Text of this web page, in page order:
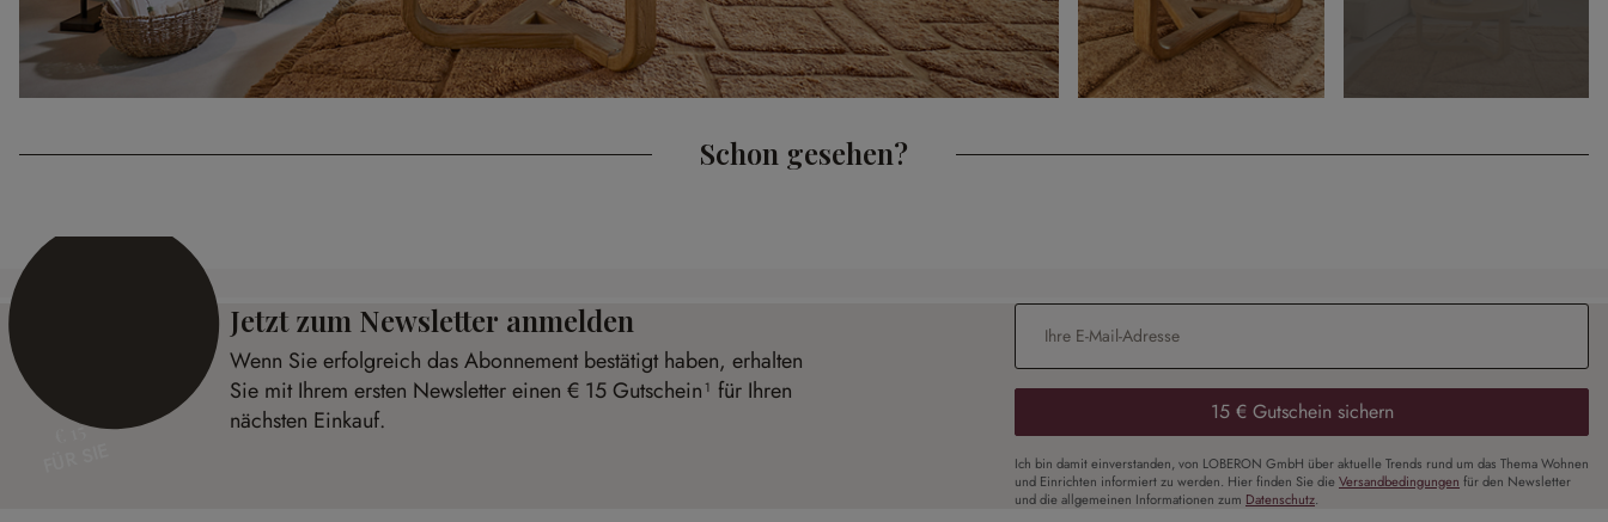
Schon gesehen?
€ 15
Jetzt zum Newsletter anmelden
Wenn Sie erfolgreich das Abonnement bestätigt haben, erhalten
Sie mit Ihrem ersten Newsletter einen € 15 Gutschein¹ für Ihren
nächsten Einkauf.
E-Mail-Adresse
15 € Gutschein sichern
Ich bin damit einverstanden, von LOBERON GmbH über aktuelle Trends rund um das Thema Wohnen
und Einrichten informiert zu werden. Hier finden Sie die Versandbedingungen für den Newsletter
und die allgemeinen Informationen zum Datenschutz.